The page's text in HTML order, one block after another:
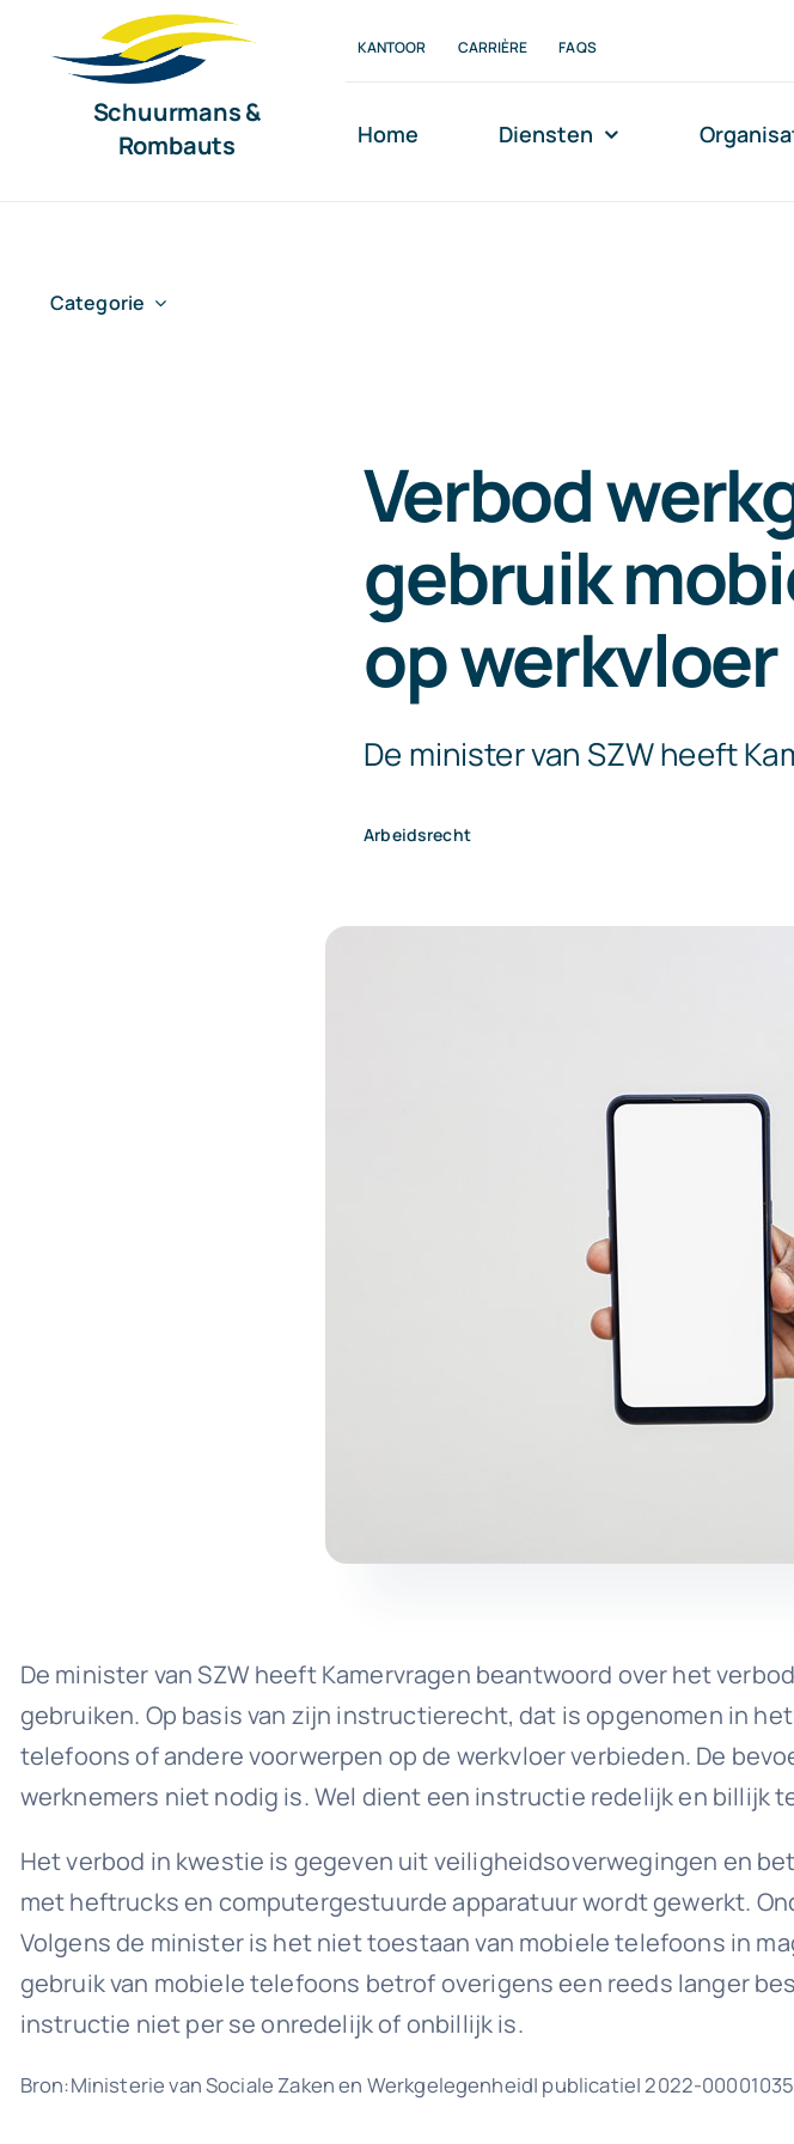
Schuurmans &
Rombauts
KANTOOR CARRIÈRE FAQS
Home Diensten
Categorie
Verbod
gebruik
op werkvloer
De minister van SZW heeft
Arbeidsrecht
De minister van SZW heeft Kamervragen beantwoord over het
gebruiken. Op basis van zijn instructierecht, dat is opgenomen in
telefoons of andere voorwerpen op de werkvloer verbieden. De
werknemers niet nodig is. Wel dient een instructie redelijk en billijk
Het verbod in kwestie is gegeven uit veiligheidsoverwegingen en
met heftrucks en computergestuurde apparatuur wordt gewerkt.
Volgens de minister is het niet toestaan van mobiele telefoons in
gebruik van mobiele telefoons betrof overigens een reeds langer
instructie niet per se onredelijk of onbillijk is.
Bron:Ministerie van Sociale Zaken en Werkgelegenheid| publicatie| 2022-